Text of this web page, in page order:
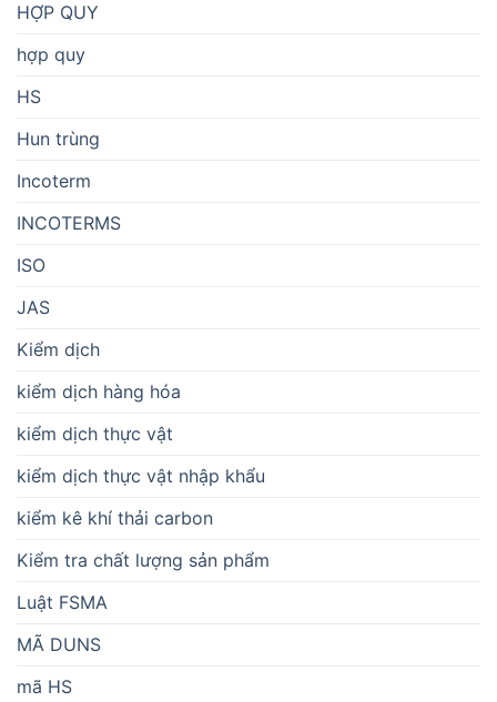
HỢP QUY
hợp quy
HS
Hun trùng
Incoterm
INCOTERMS
ISO
JAS
Kiểm dịch
kiểm dịch hàng hóa
kiểm dịch thực vật
kiểm dịch thực vật nhập khẩu
kiểm kê khí thải carbon
Kiểm tra chất lượng sản phẩm
Luật FSMA
MÃ DUNS
mã HS